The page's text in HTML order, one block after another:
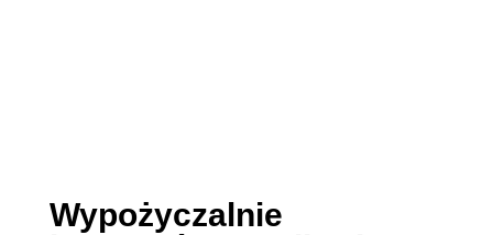
Wypożyczalnie